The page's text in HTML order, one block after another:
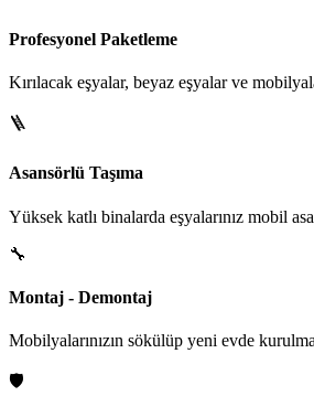
Profesyonel Paketleme
Kırılacak eşyalar, beyaz eşyalar ve
🪜
Asansörlü Taşıma
Yüksek katlı binalarda eşyalarınız mobil
🔧
Montaj - Demontaj
Mobilyalarınızın sökülüp yeni evde
🛡️